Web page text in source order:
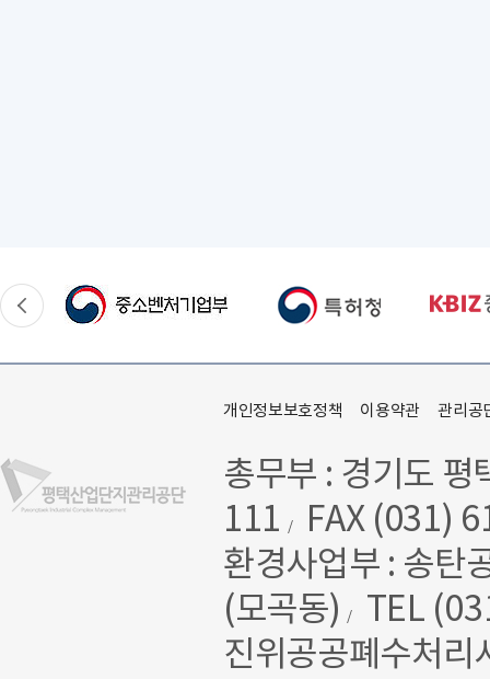
개인정보보호정책 이용약관 관리공
총무부 : 경기도
111 /
FAX (031)
환경사업부 : 송탄
(모곡동) /
TEL
진위공공폐수처리